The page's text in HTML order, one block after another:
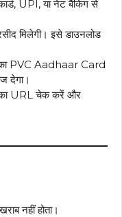
UPI, या नेट बैंकिंग से
मिलेगी। इसे डाउनलोड
PVC Aadhaar Card
देगा।
URL चेक करें और
नहीं होता।